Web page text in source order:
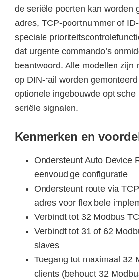
de seriële poorten kan worden
adres, TCP-poortnummer of
speciale
dat urgente commando’s
beantwoord. Alle modellen zijn
op DIN-rail worden
optionele ingebouwde optische
seriële signalen.
Kenmerken en
Ondersteunt Auto Device
eenvoudige configuratie
Ondersteunt route via
adres voor flexibele
Verbindt tot 32 Modbus
Verbindt tot 31 of 62
slaves
Toegang tot maximaal 32
clients (behoudt 32